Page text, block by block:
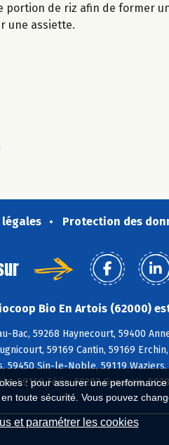
: pour assurer une
toute sécurité. Vous pouvez
et paramétrer les cookies
de riz afin de former
une assiette.
Protection des
Bio En Artois (62000)
Bac, 59268 Haynecourt, 59400
59169 Cantin, 59169
59450 Sin-le-Noble, 59119
59169 Férin, 59287 Guesnain,